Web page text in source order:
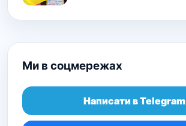
Ми в соцмережах
Написати в Telegram